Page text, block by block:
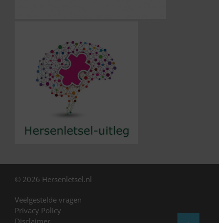
© 2026 Hersenletsel.nl
Veelgestelde vragen
Privacy Policy
Disclaimer